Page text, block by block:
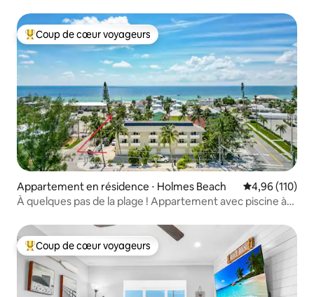
Coups de cœur voyageurs les plus appréciés
Coup de cœur voyageurs
Appartement en résidence ⋅ Holmes Beach Évaluation
4,96 (110)
À quelques pas de la plage ! Appartement avec piscine à
Coups de cœur voyageurs les plus appréciés
Coup de cœur voyageurs